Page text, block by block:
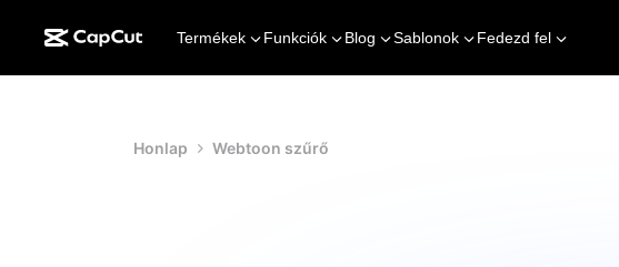
Termékek Funkciók Blog Sablonok Fedezd fel
Honlap Webtoon szűrő